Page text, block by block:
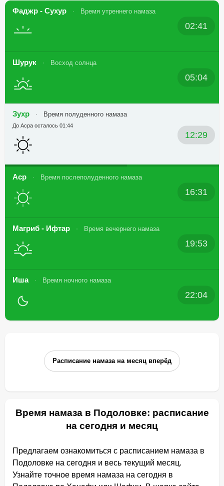
Фаджр - Сухур Время утреннего намаза
02:41
Шурук Восход солнца
05:04
Зухр Время полуденного намаза
12:29
До Асра осталось 01:44
Аср Время послеполуденного намаза
16:31
Магриб - Ифтар Время вечернего намаза
19:53
Иша Время ночного намаза
22:04
Расписание намаза на месяц вперёд
Время намаза в Подоловке: расписание
на сегодня и месяц
Предлагаем ознакомиться с расписанием намаза в
Подоловке на сегодня и весь текущий месяц.
Узнайте точное время намаза на сегодня в